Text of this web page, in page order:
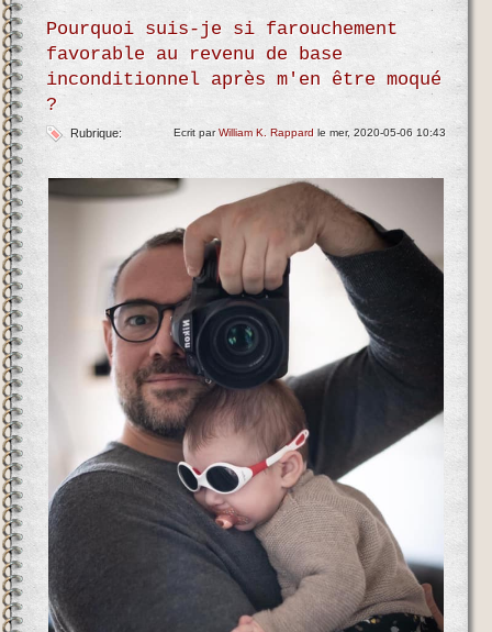
Pourquoi suis-je si farouchement
favorable au revenu de base
inconditionnel après m'en être moqué
?
Ecrit parWilliam K. Rappard le mer, 2020-05-06 10:43
Rubrique: